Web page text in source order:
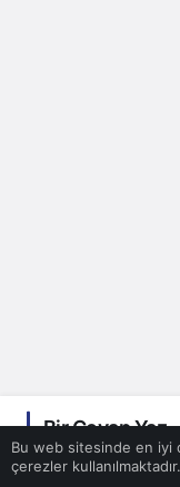
Bir Cevap Yaz
E-posta adresiniz
Bu web sitesinde en iyi
çerezler kullanılmaktadır.